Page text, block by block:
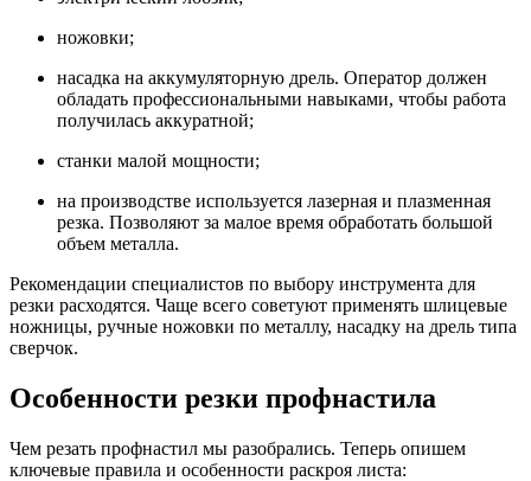
ножовки;
насадка на аккумуляторную дрель. Оператор должен
обладать профессиональными навыками, чтобы работа
получилась аккуратной;
станки малой мощности;
на производстве используется лазерная и плазменная
резка. Позволяют за малое время обработать большой
объем металла.
Рекомендации специалистов по выбору инструмента для
резки расходятся. Чаще всего советуют применять шлицевые
ножницы, ручные ножовки по металлу, насадку на дрель типа
сверчок.
Особенности резки профнастила
Чем резать профнастил мы разобрались. Теперь опишем
ключевые правила и особенности раскроя листа: